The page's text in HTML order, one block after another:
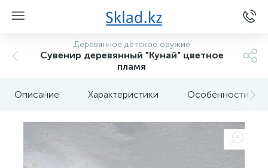
Деревянное детское оружие
Сувенир деревянный "Кунай" цветное
пламя
Описание Характеристики Особенности